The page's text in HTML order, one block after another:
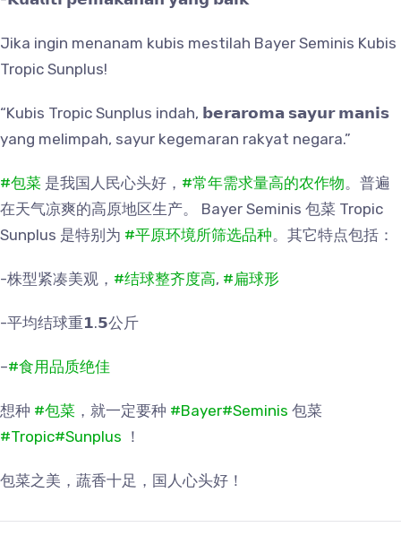
Jika ingin menanam kubis mestilah Bayer Seminis Kubis
Tropic Sunplus!
“Kubis Tropic Sunplus indah, 𝗯𝗲𝗿𝗮𝗿𝗼𝗺𝗮 𝘀𝗮𝘆𝘂𝗿 𝗺𝗮𝗻𝗶𝘀
yang melimpah, sayur kegemaran rakyat negara.”
#包菜 是我国人民心头好， #常年需求量高的农作物。普遍
在天气凉爽的高原地区生产。 Bayer Seminis 包菜 Tropic
Sunplus 是特别为 #平原环境所筛选品种。其它特点包括：
-株型紧凑美观， #结球整齐度高, #扁球形
-平均结球重𝟭.𝟱公斤
–#食用品质绝佳
想种 #包菜 ，就一定要种 #Bayer#Seminis 包菜
#Tropic#Sunplus ！
包菜之美，蔬香十足，国人心头好！